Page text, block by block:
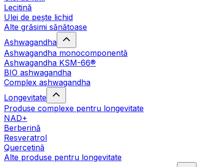
Lecitină
Ulei de pește lichid
Alte grăsimi sănătoase
Ashwagandha
Ashwagandha monocomponentă
Ashwagandha KSM-66®
BIO ashwagandha
Complex ashwagandha
Longevitate
Produse complexe pentru longevitate
NAD+
Berberină
Resveratrol
Quercetină
Alte produse pentru longevitate